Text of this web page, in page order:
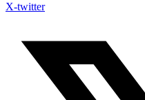
X-twitter